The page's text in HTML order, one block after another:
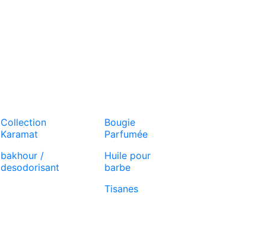
Collection
Karamat
bakhour /
desodorisant
Bougie
Parfumée
Huile pour
barbe
Tisanes